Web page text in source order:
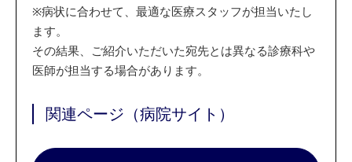
※病状に合わせて、最適な医療スタッフが担当いたし
ます。
その結果、ご紹介いただいた宛先とは異なる診療科や
医師が担当する場合があります。
関連ページ（病院サイト）